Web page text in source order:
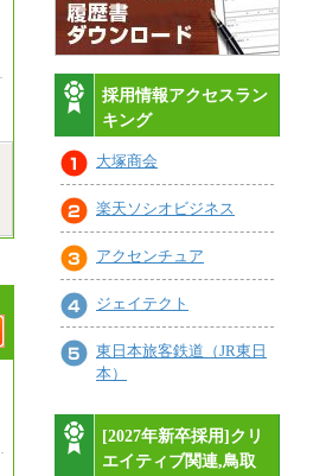
採用情報アクセスラン
キング
大塚商会
楽天ソシオビジネス
アクセンチュア
ジェイテクト
東日本旅客鉄道（JR東日
本）
[2027年新卒採用]クリ
エイティブ関連,鳥取